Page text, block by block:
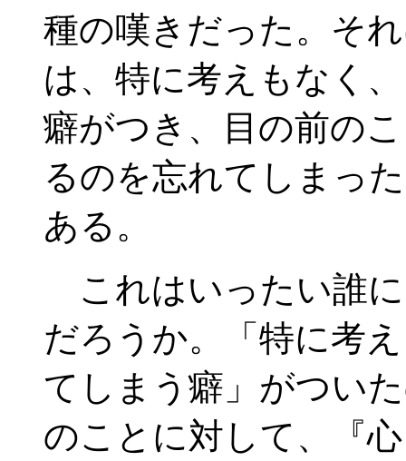
種の嘆きだった。そ
は、特に考えもなく
癖がつき、目の前の
るのを忘れてしまっ
ある。
これはいったい誰
だろうか。「特に考
てしまう癖」がつい
のことに対して、『